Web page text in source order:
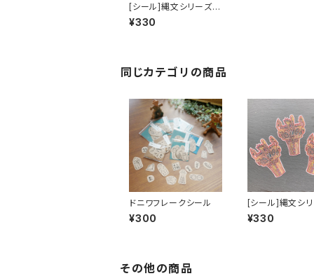
[シール]縄文シリーズ〜
ステン土偶ラス・茅空〜
2枚入
¥330
同じカテゴリの商品
ドニワフレークシール
¥300
[シール]縄文シ
七宝土器・雪炎
ムラ）〜3枚入
¥330
その他の商品